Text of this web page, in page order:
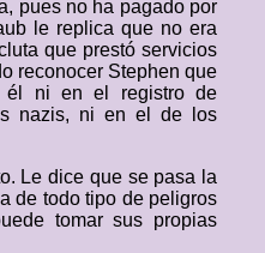
pues no ha pagado por
le replica que no era
que prestó servicios
reconocer Stephen que
él ni en el registro de
nazis, ni en el de los
Le dice que se pasa la
de todo tipo de peligros
tomar sus propias